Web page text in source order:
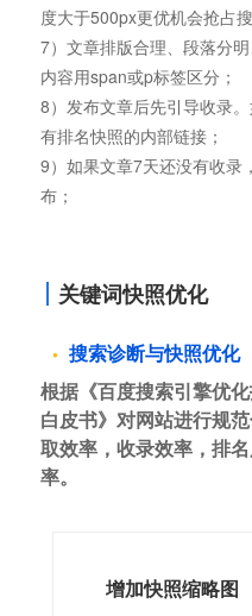
度大于500px更优机会抢占
7）文章排版合理、段落分
内容用span或p标签区分；
8）发布文章后先引导收录
有排名快照的内部链接；
9）如果文章7天还没有收录
布；
关键词快照优化
搜索诊断与快照优化
根据《百度搜索引擎优
白皮书》对网站进行规
取效率，收录效率，排
率。
增加快照缩略图